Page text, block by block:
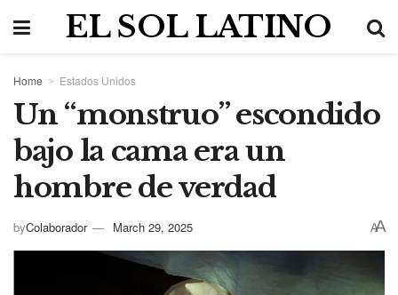
EL SOL LATINO
Home Estados Unidos
Un “monstruo” escondido
bajo la cama era un
hombre de verdad
byColaborador March 29, 2025 AA